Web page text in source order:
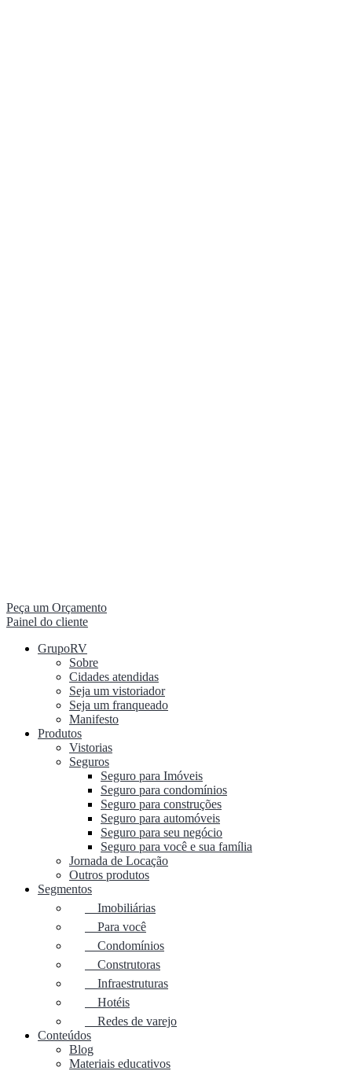
Peça um Orçamento
Painel do cliente
GrupoRV
Sobre
Cidades atendidas
Seja um vistoriador
Seja um franqueado
Manifesto
Produtos
Vistorias
Seguros
Seguro para Imóveis
Seguro para condomínios
Seguro para construções
Seguro para automóveis
Seguro para seu negócio
Seguro para você e sua família
Jornada de Locação
Outros produtos
Segmentos
Imobiliárias
Para você
Condomínios
Construtoras
Infraestruturas
Hotéis
Redes de varejo
Conteúdos
Blog
Materiais educativos